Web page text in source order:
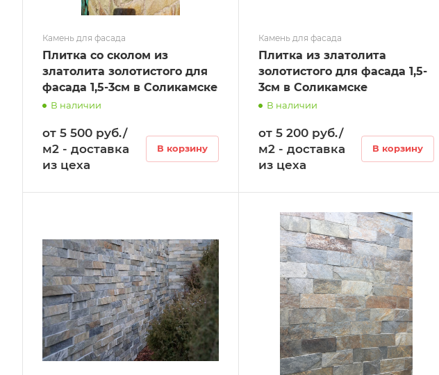
Камень для фасада
Плитка со сколом из
златолита золотистого для
фасада 1,5-3см в Соликамске
В наличии
от 5 500 руб./
м2 - доставка
из цеха
В корзину
Камень для фасада
Плитка из златолита
золотистого для фасада 1,5-
3см в Соликамске
В наличии
от 5 200 руб./
м2 - доставка
из цеха
В корзину